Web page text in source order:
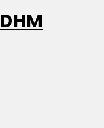
DHM